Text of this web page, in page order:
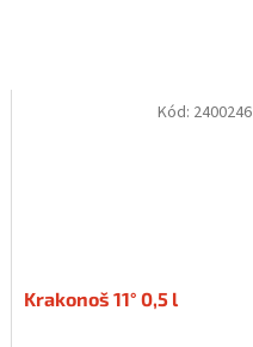
Krakonoš 11° 0,5 l
Kód: 2400246